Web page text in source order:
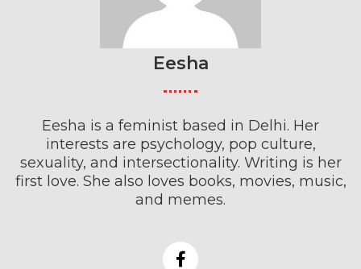
Eesha
Eesha is a feminist based in Delhi. Her
interests are psychology, pop culture,
sexuality, and intersectionality. Writing is her
first love. She also loves books, movies, music,
and memes.